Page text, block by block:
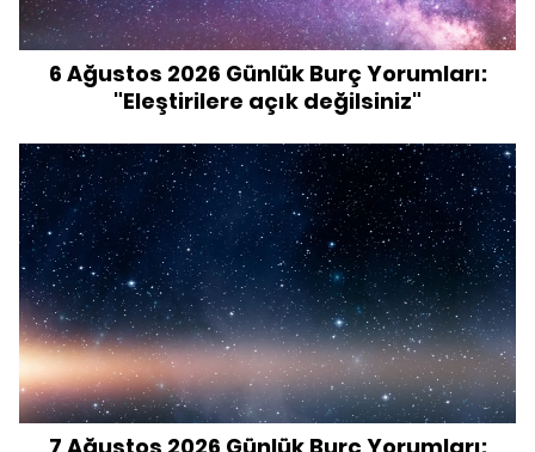
6 Ağustos 2026 Günlük Burç Yorumları:
"Eleştirilere açık değilsiniz"